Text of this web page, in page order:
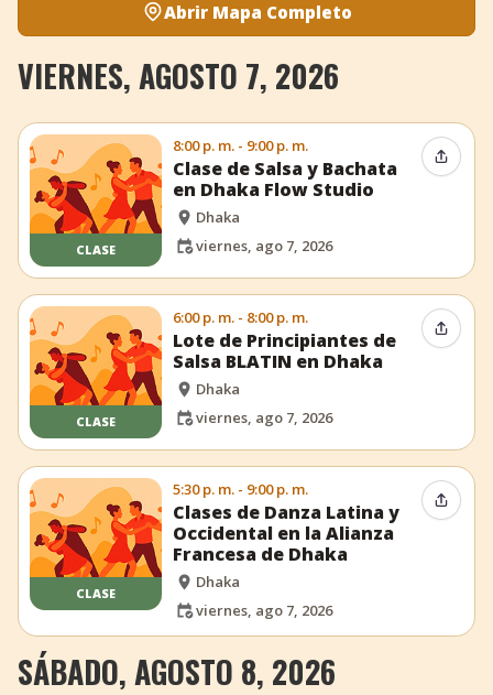
Abrir Mapa Completo
VIERNES, AGOSTO 7, 2026
CLASE
8:00 p. m. - 9:00 p. m.
Clase de Salsa y Bachata
en Dhaka Flow Studio
Dhaka
viernes, ago 7, 2026
CLASE
6:00 p. m. - 8:00 p. m.
Lote de Principiantes de
Salsa BLATIN en Dhaka
Dhaka
viernes, ago 7, 2026
CLASE
5:30 p. m. - 9:00 p. m.
Clases de Danza Latina y
Occidental en la Alianza
Francesa de Dhaka
Dhaka
viernes, ago 7, 2026
SÁBADO, AGOSTO 8, 2026